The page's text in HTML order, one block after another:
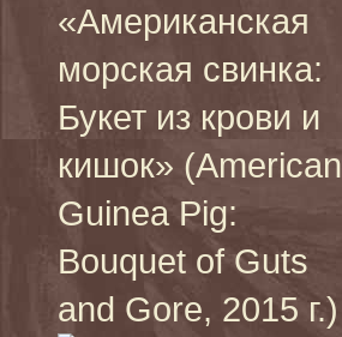
«Американская
морская свинка:
Букет из крови и
кишок» (American
Guinea Pig:
Bouquet of Guts
and Gore, 2015 г.)